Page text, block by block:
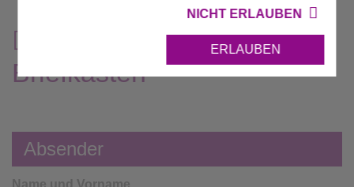
NICHT ERLAUBEN
ERLAUBEN
Digitaler Bürger-
Briefkasten
Absender